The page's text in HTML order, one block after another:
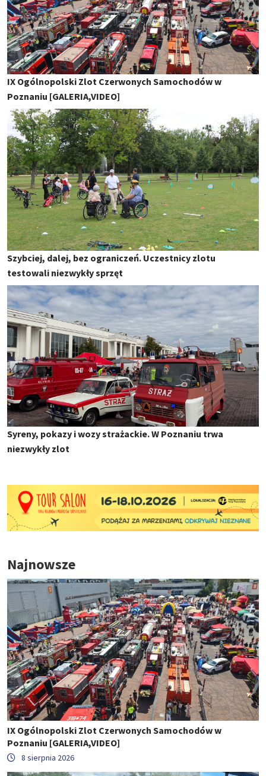
IX Ogólnopolski Zlot Czerwonych Samochodów w
Poznaniu [GALERIA,VIDEO]
Szybciej, dalej, bez ograniczeń. Uczestnicy zlotu
testowali niezwykły sprzęt
Syreny, pokazy i wozy strażackie. W Poznaniu trwa
niezwykły zlot
Najnowsze
IX Ogólnopolski Zlot Czerwonych Samochodów w
Poznaniu [GALERIA,VIDEO]
8 sierpnia 2026